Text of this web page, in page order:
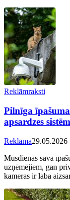
Reklāmraksti
Pilnīga
apsardzes
Reklāma29.05.2026
Mūsdienās sava
uzņēmējiem, gan
kameras ir laba